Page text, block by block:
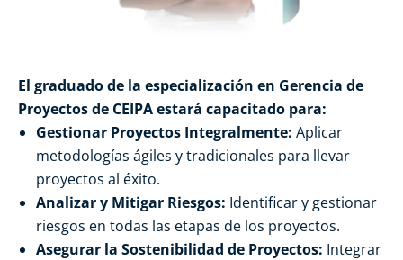
El graduado de la especialización en Gerencia de
Proyectos de CEIPA estará capacitado para:
Gestionar Proyectos Integralmente: Aplicar
metodologías ágiles y tradicionales para llevar
proyectos al éxito.
Analizar y Mitigar Riesgos: Identificar y gestionar
riesgos en todas las etapas de los proyectos.
Asegurar la Sostenibilidad de Proyectos: Integrar